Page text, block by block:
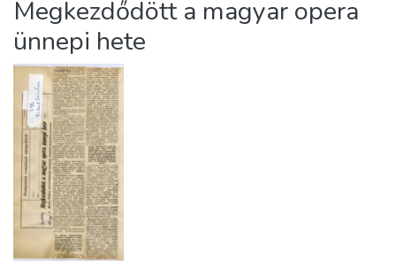
About us
Megkezdődött a magyar opera
ünnepi hete